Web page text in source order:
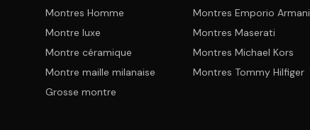
Montres Homme
Montre luxe
Montre céramique
Montre maille milanaise
Grosse montre
Montres Emporio Armani
Montres Maserati
Montres Michael Kors
Montres Tommy Hilfiger